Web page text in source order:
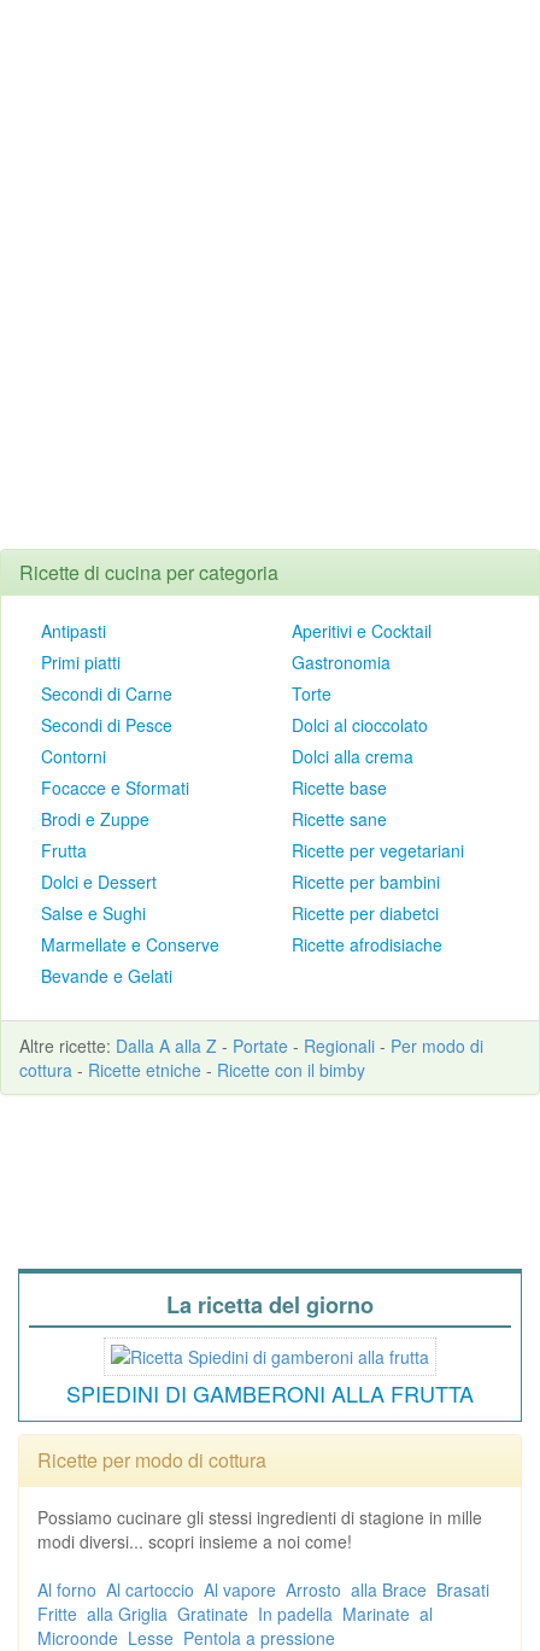
Ricette di cucina per categoria
Antipasti
Primi piatti
Secondi di Carne
Secondi di Pesce
Contorni
Focacce e Sformati
Brodi e Zuppe
Frutta
Dolci e Dessert
Salse e Sughi
Marmellate e Conserve
Bevande e Gelati
Aperitivi e Cocktail
Gastronomia
Torte
Dolci al cioccolato
Dolci alla crema
Ricette base
Ricette sane
Ricette per vegetariani
Ricette per bambini
Ricette per diabetci
Ricette afrodisiache
Altre ricette: Dalla A alla Z - Portate - Regionali - Per modo di
cottura - Ricette etniche - Ricette con il bimby
La ricetta del giorno
SPIEDINI DI GAMBERONI ALLA FRUTTA
Ricette per modo di cottura
Possiamo cucinare gli stessi ingredienti di stagione in mille
modi diversi... scopri insieme a noi come!
Al forno Al cartoccio Al vapore Arrosto alla Brace Brasati
Fritte alla Griglia Gratinate In padella Marinate al
Microonde Lesse Pentola a pressione